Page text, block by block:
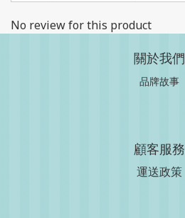
No review for this product
關於我們
品牌故事
顧客服務
運送政策